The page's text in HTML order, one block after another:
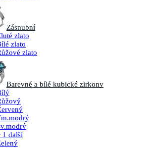
Zásnubní
zlato
zlato
zlato
Barevné a bílé kubické zirkony
1 další